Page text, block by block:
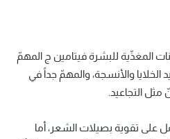
المغذّية للبشرة فيتامين ج المهمّ
والأنسجة، والمهمّ جداً في
التجاعيد.
على تقوية بصيلات الشعر، أما